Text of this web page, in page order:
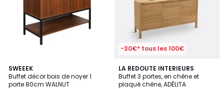
SWEEEK
Buffet décor bois de noyer 1
porte 80cm WALNUT
4,2
/ 5
-30€* tous les 100€
LA REDOUTE INTERIEURS
Buffet 3 portes, en chêne et
plaqué chêne, ADÉLITA
4,1
/ 5